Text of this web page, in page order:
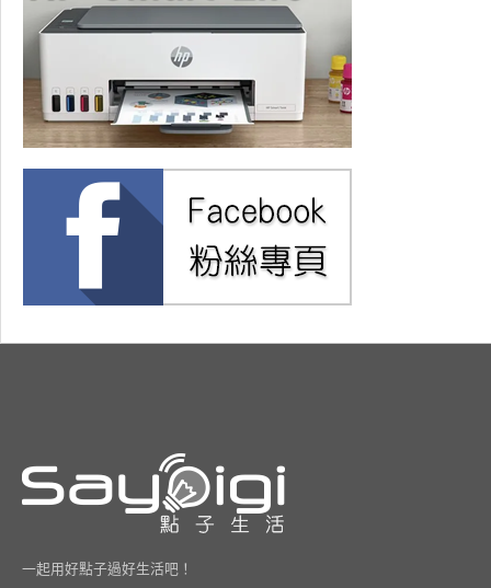
一起用好點子過好生活吧！